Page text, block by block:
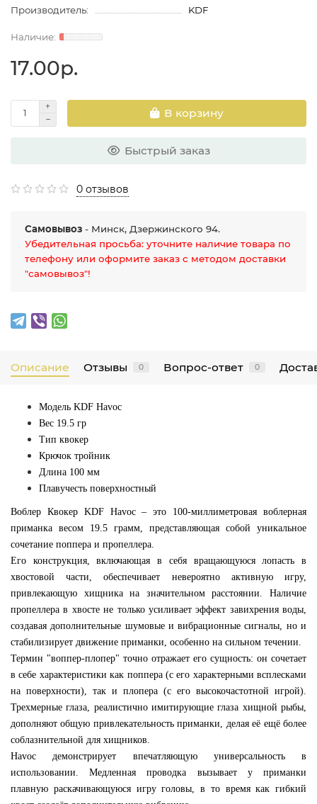
Производитель:
KDF
17.00р.
В корзину
Быстрый заказ
0 отзывов
Самовывоз - Минск, Дзержинского 94.
Убедительная просьба: уточните наличие товара по
телефону или оформите заказ с методом доставки
"самовывоз"!
Описание Отзывы 0 Вопрос-ответ 0
Модель KDF Havoc
Вес 19.5 гр
Тип квокер
Крючок тройник
Длина 100 мм
Плавучесть поверхностный
Воблер Квокер KDF Havoc – это 100-миллиметровая воблерная
приманка весом 19.5 грамм, представляющая собой уникальное
сочетание поппера и пропеллера.
Его конструкция, включающая в себя вращающуюся лопасть в
хвостовой части, обеспечивает невероятно активную игру,
привлекающую хищника на значительном расстоянии. Наличие
пропеллера в хвосте не только усиливает эффект завихрения воды,
создавая дополнительные шумовые и вибрационные сигналы, но и
стабилизирует движение приманки, особенно на сильном течении.
Термин "воппер-плопер" точно отражает его сущность: он сочетает
в себе характеристики как поппера (с его характерными всплесками
на поверхности), так и плопера (с его высокочастотной игрой).
Трехмерные глаза, реалистично имитирующие глаза хищной рыбы,
дополняют общую привлекательность приманки, делая её ещё более
соблазнительной для хищников.
Havoc демонстрирует впечатляющую универсальность в
использовании. Медленная проводка вызывает у приманки
плавную раскачивающуюся игру головы, в то время как гибкий